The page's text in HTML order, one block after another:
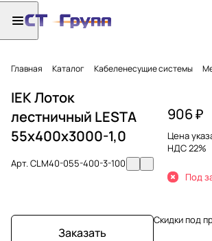
Главная Каталог Кабеленесущие системы
IEK Лоток
лестничный LESTA
55х400х3000-1,0
Арт.CLM40-055-400-3-100
Заказать
906 ₽
Цена
НДС 22%
Под
Скидки под